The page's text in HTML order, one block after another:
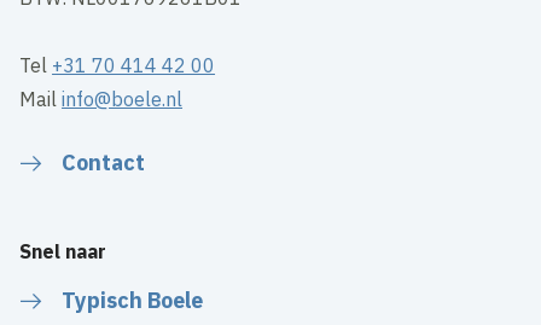
Tel +31 70 414 42 00
Mailinfo@boele.nl
Contact
Snel naar
Typisch Boele